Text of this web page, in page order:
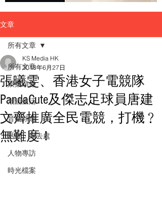
文章
所有文章
娛樂頭條
潮流生活
音樂頻道
活動・好去處
人物專訪
時光檔案
所有文章
張曦雯、香港女子電競隊
PandaCute及傑志足球員唐建
文齊推廣全民電競，打機﹖
無難度！
KS Media HK
2018年6月27日